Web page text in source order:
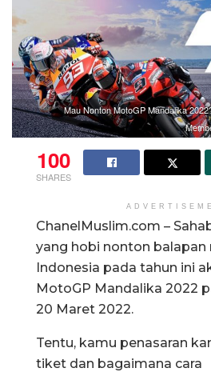
Mau Nonton MotoGP Mandalika
100
SHARES
ChanelMuslim.com –
yang hobi nonton
Indonesia pada tahun ini
MotoGP Mandalika 2022
20 Maret 2022.
Tentu, kamu penasaran
tiket dan bagaimana cara